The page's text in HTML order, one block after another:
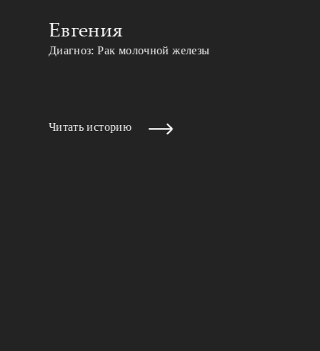
Евгения
Диагноз: Рак молочной железы
Читать историю